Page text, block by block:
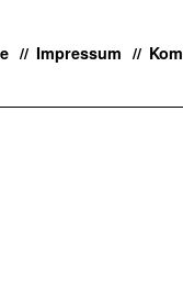
Impressum